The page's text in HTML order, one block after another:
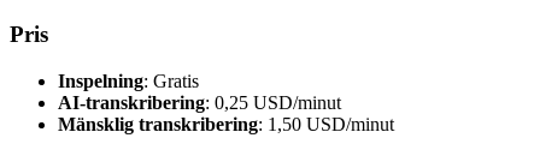
Pris
Inspelning: Gratis
AI-transkribering: 0,25 USD/minut
Mänsklig transkribering: 1,50 USD/minut